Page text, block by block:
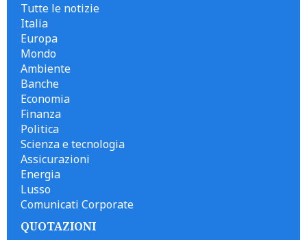
Tutte le notizie
Italia
Europa
Mondo
Ambiente
Banche
Economia
Finanza
Politica
Scienza e tecnologia
Assicurazioni
Energia
Lusso
Comunicati Corporate
QUOTAZIONI